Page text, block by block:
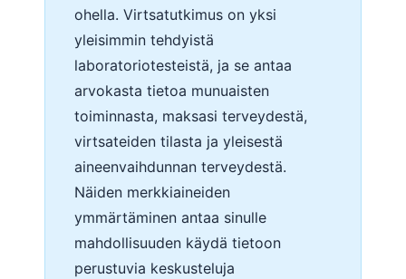
ohella. Virtsatutkimus on yksi
yleisimmin tehdyistä
laboratoriotesteistä, ja se antaa
arvokasta tietoa munuaisten
toiminnasta, maksasi terveydestä,
virtsateiden tilasta ja yleisestä
aineenvaihdunnan terveydestä.
Näiden merkkiaineiden
ymmärtäminen antaa sinulle
mahdollisuuden käydä tietoon
perustuvia keskusteluja